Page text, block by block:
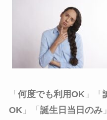
「 何度でも利用OK 」「
OK 」「 誕生日当日のみ